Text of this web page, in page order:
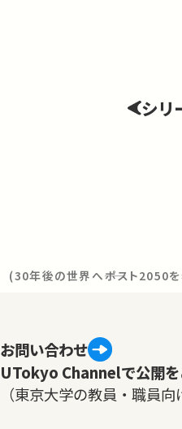
シリ
年後の世界へ――ポスト2050を
お問い合わせ
UTokyo Channelで公開を
（東京大学の教員・職員向